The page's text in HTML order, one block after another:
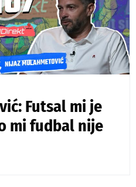
Futsal mi je
mi fudbal nije